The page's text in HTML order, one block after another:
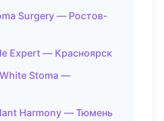
Surgery — Ростов-
Expert — Красноярск
Stoma —
Harmony — Тюмень